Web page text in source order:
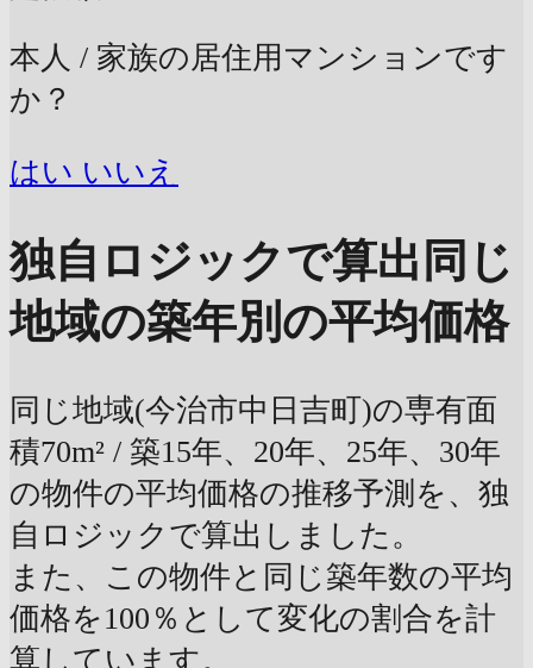
本人 / 家族の居住用マンションです
か？
はい いいえ
独自ロジックで算出 同じ
地域の築年別の平均価格
同じ地域(今治市中日吉町)の専有面
積70m² / 築15年、20年、25年、30年
の物件の平均価格の推移予測を、独
自ロジックで算出しました。
また、この物件と同じ築年数の平均
価格を100％として変化の割合を計
算しています。